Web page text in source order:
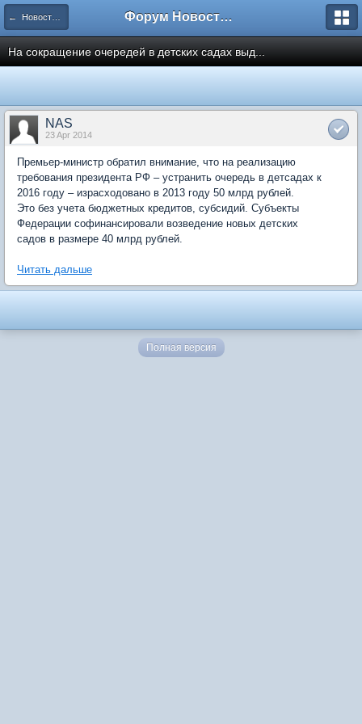
← Новости рынка недвижимости Форум Новостройки
На сокращение очередей в детских садах выд...
NAS
23 Apr 2014
Премьер-министр обратил внимание, что на реализацию
требования президента РФ – устранить очередь в детсадах к
2016 году – израсходовано в 2013 году 50 млрд рублей.
Это без учета бюджетных кредитов, субсидий. Субъекты
Федерации софинансировали возведение новых детских
садов в размере 40 млрд рублей.
Читать дальше
Полная версия